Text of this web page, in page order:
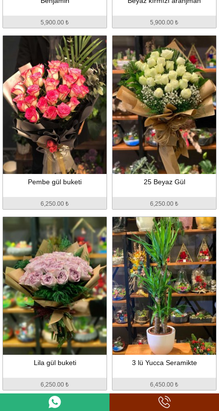
5,900.00 ₺ 5,900.00 ₺
Pembe gül buketi
6,250.00 ₺
25 Beyaz Gül
6,250.00 ₺
Lila gül buketi
6,250.00 ₺
3 lü Yucca Seramikte
6,450.00 ₺